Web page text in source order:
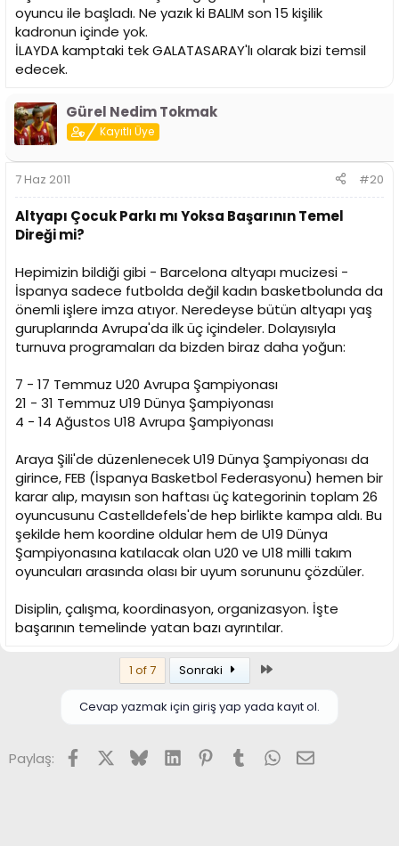
oyuncu ile başladı. Ne yazık ki BALIM son 15 kişilik
kadronun içinde yok.
İLAYDA kamptaki tek GALATASARAY'lı olarak bizi temsil
edecek.
Gürel Nedim Tokmak
Kayıtlı Üye
7 Haz 2011 #20
Altyapı Çocuk Parkı mı Yoksa Başarının Temel
Direği mi?
Hepimizin bildiği gibi - Barcelona altyapı mucizesi -
İspanya sadece futbolda değil kadın basketbolunda da
önemli işlere imza atıyor. Neredeyse bütün altyapı yaş
guruplarında Avrupa'da ilk üç içindeler. Dolayısıyla
turnuva programaları da bizden biraz daha yoğun:
7 - 17 Temmuz U20 Avrupa Şampiyonası
21 - 31 Temmuz U19 Dünya Şampiyonası
4 - 14 Ağustos U18 Avrupa Şampiyonası
Araya Şili'de düzenlenecek U19 Dünya Şampiyonası da
girince, FEB (İspanya Basketbol Federasyonu) hemen bir
karar alıp, mayısın son haftası üç kategorinin toplam 26
oyuncusunu Castelldefels'de hep birlikte kampa aldı. Bu
şekilde hem koordine oldular hem de U19 Dünya
Şampiyonasına katılacak olan U20 ve U18 milli takım
oyuncuları arasında olası bir uyum sorununu çözdüler.
Disiplin, çalışma, koordinasyon, organizasyon. İşte
başarının temelinde yatan bazı ayrıntılar.
1 of 7 Sonraki
Cevap yazmak için giriş yap yada kayıt ol.
Paylaş: FacebookX (Twitter)
BlueskyLinkedInPinterest
TumblrWhatsApp
E-posta